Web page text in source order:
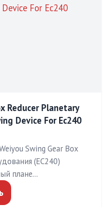
Reducer Planetary
Device For Ec240
Swing Gear Box
(EC240)
плане…